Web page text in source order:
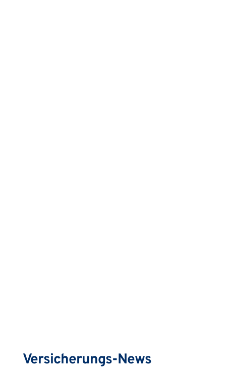
Versicherungs-News